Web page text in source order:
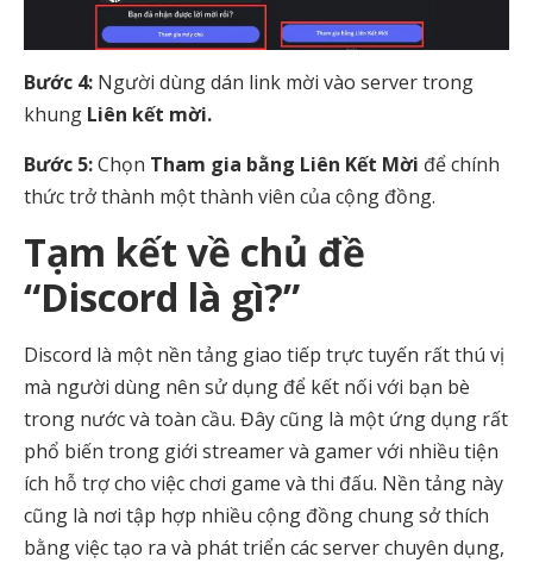
Bước 4: Người dùng dán link mời vào server trong
khung Liên kết mời.
Bước 5:Chọn Tham gia bằng Liên Kết Mời để chính
thức trở thành một thành viên của cộng đồng.
Tạm kết về chủ đề
“Discord là gì?”
Discord là một nền tảng giao tiếp trực tuyến rất thú vị
mà người dùng nên sử dụng để kết nối với bạn bè
trong nước và toàn cầu. Đây cũng là một ứng dụng rất
phổ biến trong giới streamer và gamer với nhiều tiện
ích hỗ trợ cho việc chơi game và thi đấu. Nền tảng này
cũng là nơi tập hợp nhiều cộng đồng chung sở thích
bằng việc tạo ra và phát triển các server chuyên dụng,